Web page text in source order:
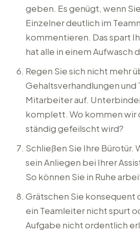
geben. Es genügt, wenn
Einzelner deutlich im
kommentieren. Das spart
hat alle in einem Aufwasch
Regen Sie sich nicht mehr
Gehaltsverhandlungen und
Mitarbeiter auf.
komplett. Wo kommen wir
ständig gefeilscht wird?
Schließen Sie Ihre Bürotür.
sein Anliegen bei Ihrer
So können Sie in Ruhe
Grätschen Sie konsequent
ein Teamleiter nicht spurt
Aufgabe nicht ordentlich